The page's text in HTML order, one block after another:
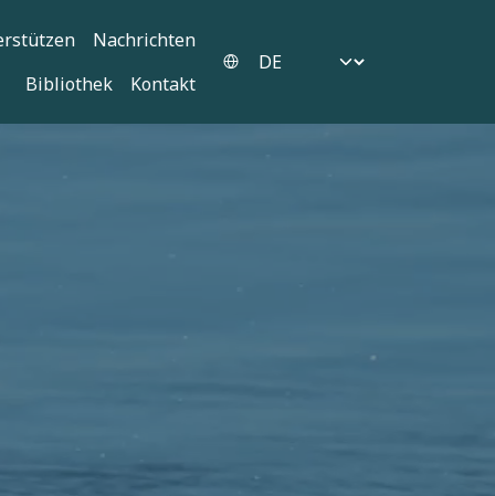
Nachrichten
Bibliothek
Kontakt
Select your language